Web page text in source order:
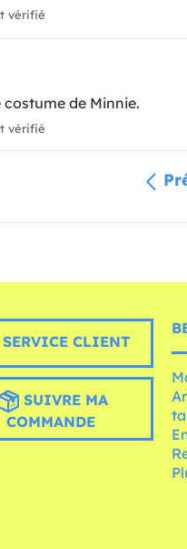
vérifié
costume de Minnie.
vérifié
CLIENT
SUIVRE MA
COMMANDE